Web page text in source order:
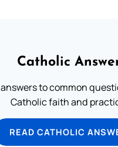
Catholic
to common
Catholic faith and
READ CATHOLIC